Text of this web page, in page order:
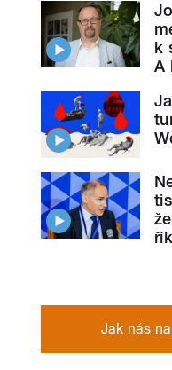
k
A
Jak nás